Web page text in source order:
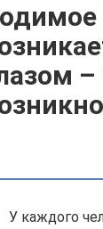
У каждого